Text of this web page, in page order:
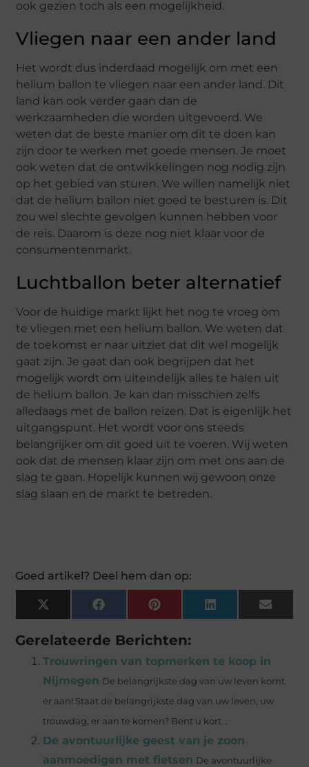
ook gezien toch als een mogelijkheid.
Vliegen naar een ander land
Het wordt dus inderdaad mogelijk om met een
helium ballon te vliegen naar een ander land. Dit
land kan ook verder gaan dan de
werkzaamheden die worden uitgevoerd. We
weten dat de beste manier om dit te doen kan
zijn door te werken met goede mensen. Je moet
ook weten dat de ontwikkelingen nog nodig zijn
op het gebied van sturen. We willen namelijk niet
dat de helium ballon niet goed te besturen is. Dit
zou wel slechte gevolgen kunnen hebben voor
de reis. Daarom is deze nog niet klaar voor de
consumentenmarkt.
Luchtballon beter alternatief
Voor de huidige markt lijkt het nog te vroeg om
te vliegen met een helium ballon. We weten dat
de toekomst er naar uitziet dat dit wel mogelijk
gaat zijn. Je gaat dan ook begrijpen dat het
mogelijk wordt om uiteindelijk alles te halen uit
de helium ballon. Je kan dan misschien zelfs
alledaags met de ballon reizen. Dat is eigenlijk het
uitgangspunt. Het wordt voor ons steeds
belangrijker om dit goed uit te voeren. Wij weten
ook dat de mensen klaar zijn om met ons aan de
slag te gaan. Hopelijk kunnen wij gewoon onze
slag slaan en de markt te betreden.
Goed artikel? Deel hem dan op:
X
(Twitter)
FacebookPinterestLinkedIn Email
Gerelateerde Berichten:
Trouwringen van topmerken te koop in
Nijmegen De belangrijkste dag van uw leven komt
er aan! Staat de belangrijkste dag van uw leven, uw
trouwdag, er aan te komen? Bent u kort...
De avontuurlijke geest van je zoon
aanmoedigen met fietsen De avontuurlijke